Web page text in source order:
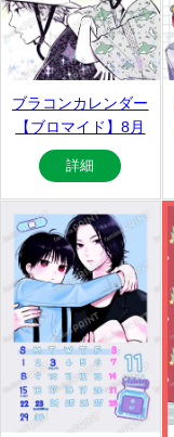
ブラコンカレンダー
【ブロマイド】8月
詳細